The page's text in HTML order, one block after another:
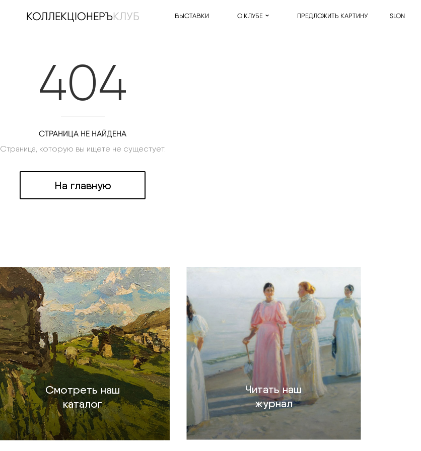
КОЛЛЕКЦIОНЕРЪКЛУБ ВЫСТАВКИ О КЛУБЕ ПРЕДЛОЖИТЬ КАРТИНУ SLON
404
СТРАНИЦА НЕ НАЙДЕНА
Страница, которую вы ищете не сущестует.
На главную
Смотреть наш
каталог
Читать наш
журнал